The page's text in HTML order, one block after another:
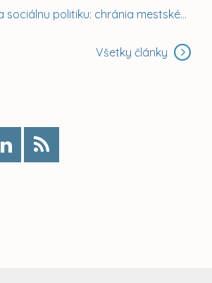
Košice menia sociálnu politiku: chránia mestské byty...
Všetky články